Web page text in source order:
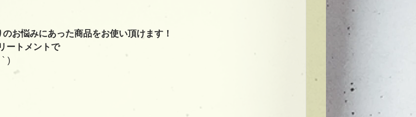
お悩みにあった商品をお使い頂けます！
ートメントで
)